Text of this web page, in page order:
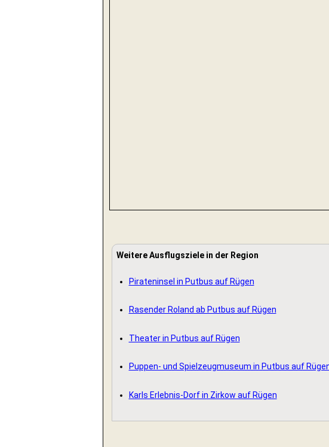
Weitere Ausflugsziele in der Region
Pirateninsel in Putbus auf Rügen
Rasender Roland ab Putbus auf Rügen
Theater in Putbus auf Rügen
Puppen- und Spielzeugmuseum in Putbus auf
Karls Erlebnis-Dorf in Zirkow auf Rügen